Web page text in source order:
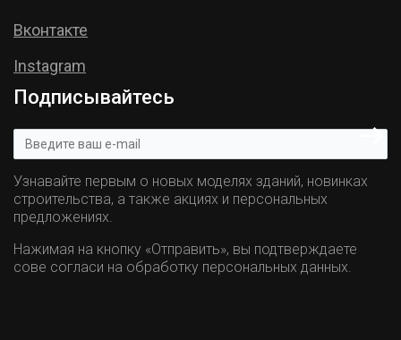
Вконтакте
Instagram
Подписывайтесь
Узнавайте первым о новых моделях зданий, новинках
строительства, а также акциях и персональных
предложениях.
Нажимая на кнопку «Отправить», вы подтверждаете
сове согласи на обработку персональных данных.